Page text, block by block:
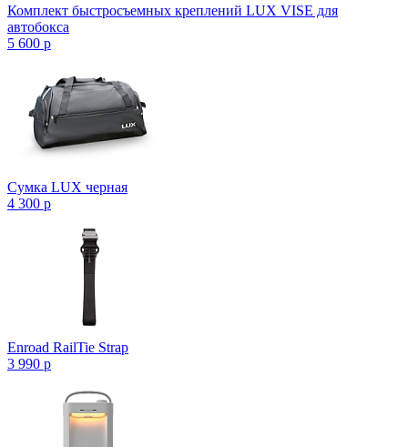
Комплект быстросъемных креплений LUX VISE для
автобокса
5 600 p
Сумка LUX черная
4 300 p
Enroad RailTie Strap
3 990 p